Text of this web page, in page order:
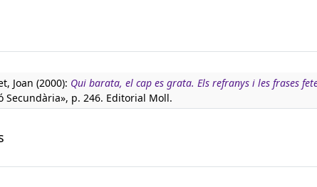
Joan (2000): Qui barata, el cap es grata. Els refranys i les frases
Secundària», p. 246. Editorial Moll.